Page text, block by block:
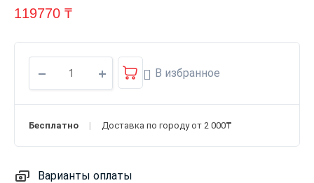
119770 ₸
В избранное
Бесплатно Доставка по городу от 2 000₸
Варианты оплаты